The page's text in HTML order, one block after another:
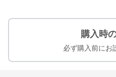
購入時
必ず購入前にお